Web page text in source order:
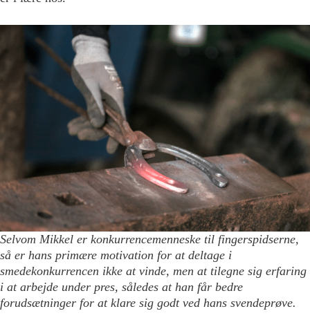
Selvom Mikkel er konkurrencemenneske til fingerspidserne,
så er hans primære motivation for at deltage i
smedekonkurrencen ikke at vinde, men at tilegne sig erfaring
i at arbejde under pres, således at han får bedre
forudsætninger for at klare sig godt ved hans svendeprøve.